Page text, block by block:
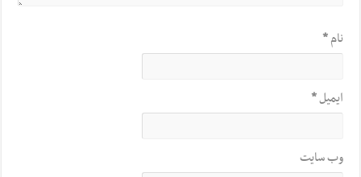
نام*
ایمیل*
وب‌ سایت